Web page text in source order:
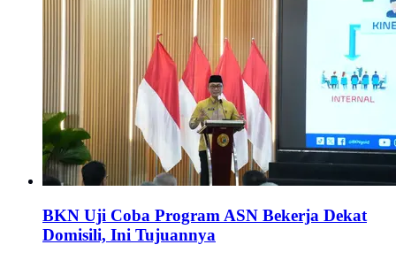
BKN Uji Coba Program ASN Bekerja Dekat
Domisili, Ini Tujuannya